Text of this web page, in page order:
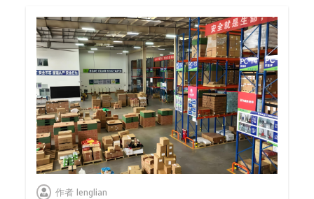
作者 lenglian